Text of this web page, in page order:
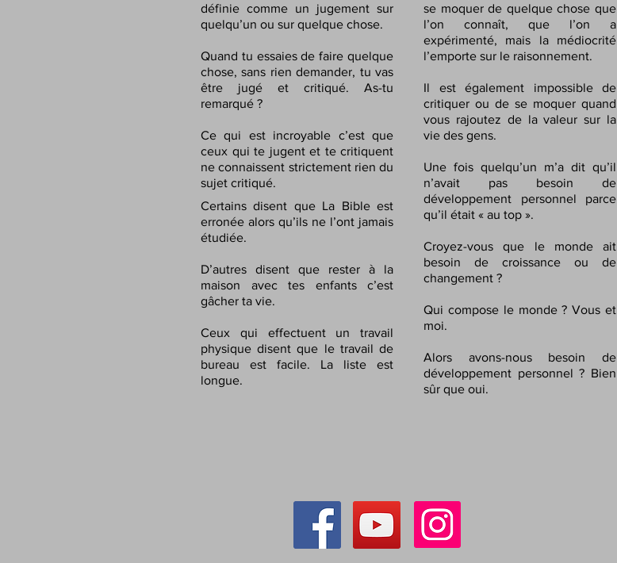
définie comme un jugement sur
quelqu’un ou sur quelque chose.
Quand tu essaies de faire quelque
chose, sans rien demander, tu vas
être jugé et critiqué. As-tu
remarqué ?
Ce qui est incroyable c’est que
ceux qui te jugent et te critiquent
ne connaissent strictement rien du
sujet critiqué.
Certains disent que La Bible est
erronée alors qu’ils ne l’ont jamais
étudiée.
D’autres disent que rester à la
maison avec tes enfants c’est
gâcher ta vie.
Ceux qui effectuent un travail
physique disent que le travail de
bureau est facile. La liste est
longue.
se moquer de quelque chose que
l’on connaît, que l’on a
expérimenté, mais la médiocrité
l’emporte sur le raisonnement.
Il est également impossible de
critiquer ou de se moquer quand
vous rajoutez de la valeur sur la
vie des gens.
Une fois quelqu’un m’a dit qu’il
n’avait pas besoin de
développement personnel parce
qu’il était « au top ».
Croyez-vous que le monde ait
besoin de croissance ou de
changement ?
Qui compose le monde ? Vous et
moi.
Alors avons-nous besoin de
développement personnel ? Bien
sûr que oui.